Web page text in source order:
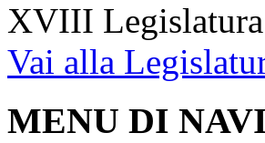
XVIII Legislatura
Vai alla
MENU DI